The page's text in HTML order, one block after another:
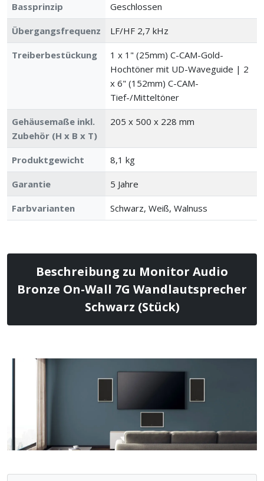
Bassprinzip Geschlossen
Übergangsfrequenz LF/HF 2,7 kHz
Treiberbestückung
1 x 1" (25mm) C-CAM-Gold-
Hochtöner mit UD-Waveguide | 2
x 6" (152mm) C-CAM-
Tief-/Mitteltöner
Gehäusemaße inkl.
Zubehör (H x B x T)
205 x 500 x 228 mm
Produktgewicht 8,1 kg
Garantie 5 Jahre
Farbvarianten Schwarz, Weiß, Walnuss
Beschreibung zu Monitor Audio
Bronze On-Wall 7G Wandlautsprecher
Schwarz (Stück)